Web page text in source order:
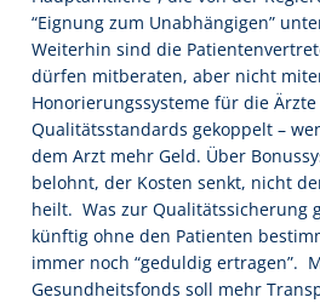
“Eignung zum Unabhängigen”
Weiterhin sind die
dürfen mitberaten, aber nicht
Honorierungssysteme für die
Qualitätsstandards gekoppelt –
dem Arzt mehr Geld. Über
belohnt, der Kosten senkt, nicht
heilt.  Was zur Qualitätssicherung
künftig ohne den Patienten
immer noch “geduldig ertragen”. 
Gesundheitsfonds soll mehr